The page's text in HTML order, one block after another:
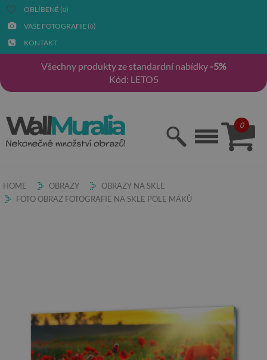
OBLÍBENÉ (0)
VAŠE FOTOGRAFIE (0)
KONTAKT
Všechny produkty ze standardní nabídky -5%
Kód: LETO5
0
HOME OBRAZY
OBRAZY NA SKLE
FOTO OBRAZ FOTOGRAFIE NA SKLE POLE MÁKŮ